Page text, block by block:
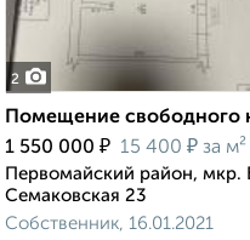
2
Помещение свободного
1 550 000 ₽ 15 400 ₽ за м²
Первомайский район, мкр.
Семаковская 23
Собственник, 16.01.2021